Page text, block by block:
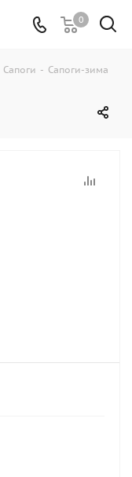
0
Сапоги - Сапоги-зима